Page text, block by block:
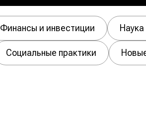
Финансы и инвестиции Наука
Социальные практики